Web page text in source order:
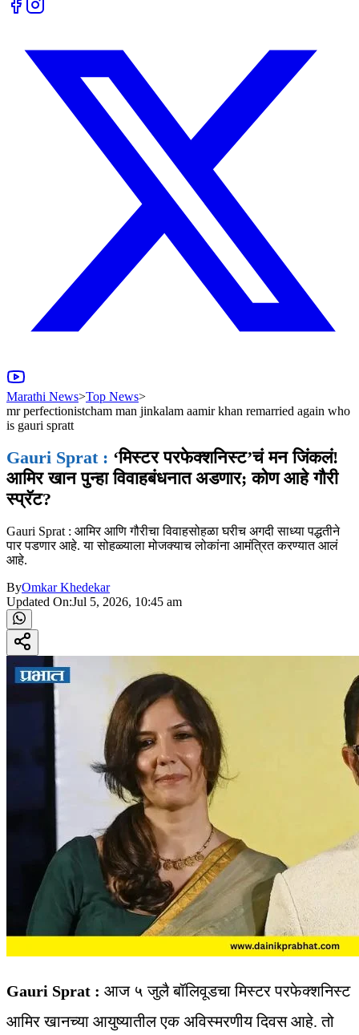
Marathi News>Top News>
mr perfectionistcham man jinkalam aamir khan remarried again who
is gauri spratt
Gauri Sprat : ‘मिस्टर परफेक्शनिस्ट’चं मन जिंकलं!
आमिर खान पुन्हा विवाहबंधनात अडणार; कोण आहे गौरी
स्प्रॅट?
Gauri Sprat : आमिर आणि गौरीचा विवाहसोहळा घरीच अगदी साध्या पद्धतीने
पार पडणार आहे. या सोहळ्याला मोजक्याच लोकांना आमंत्रित करण्यात आलं
आहे.
ByOmkar Khedekar
Updated On:Jul 5, 2026, 10:45 am
Gauri Sprat : आज ५ जुलै बॉलिवूडचा मिस्टर परफेक्शनिस्ट
आमिर खानच्या आयुष्यातील एक अविस्मरणीय दिवस आहे. तो